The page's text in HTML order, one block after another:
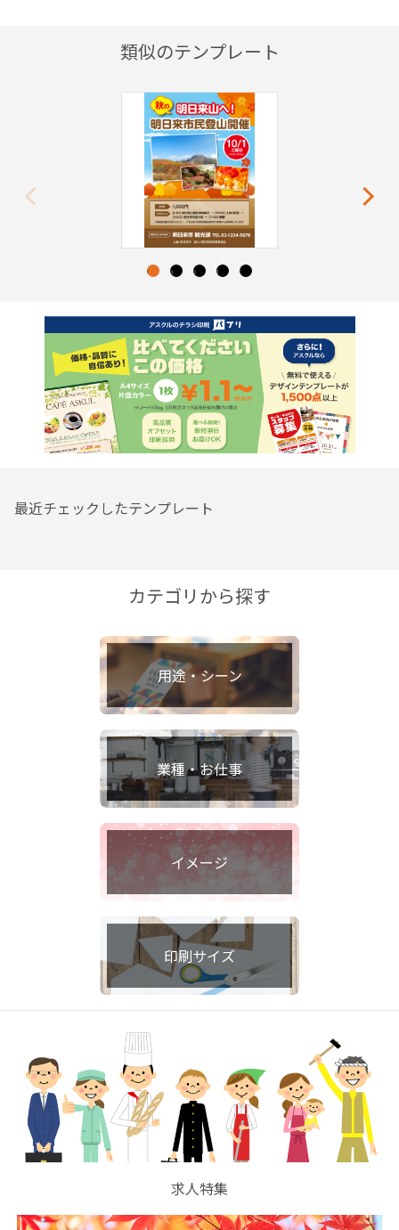
類似のテンプレート
Next
1 2 3 4 5
最近チェックしたテンプレート
カテゴリから探す
用途・シーン
業種・お仕事
イメージ
印刷サイズ
求人特集